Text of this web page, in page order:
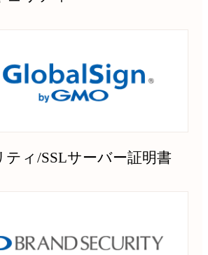
ティ/SSLサーバー証明書